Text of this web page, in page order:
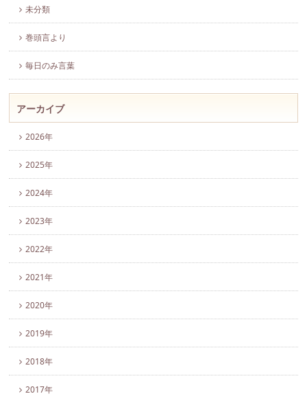
未分類
巻頭言より
毎日のみ言葉
アーカイブ
2026年
2025年
2024年
2023年
2022年
2021年
2020年
2019年
2018年
2017年